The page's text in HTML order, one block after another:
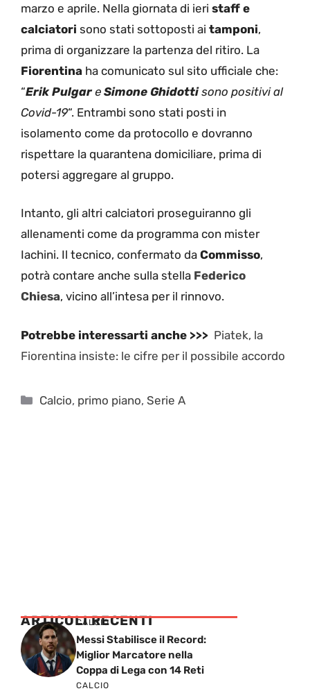
marzo e aprile. Nella giornata di ieri staff e
calciatori sono stati sottoposti ai tamponi,
prima di organizzare la partenza del ritiro. La
Fiorentina ha comunicato sul sito ufficiale che:
“Erik Pulgare Simone Ghidottisono positivi al
Covid-19“. Entrambi sono stati posti in
isolamento come da protocollo e dovranno
rispettare la quarantena domiciliare, prima di
potersi aggregare al gruppo.
Intanto, gli altri calciatori proseguiranno gli
allenamenti come da programma con mister
Iachini. Il tecnico, confermato da Commisso,
potrà contare anche sulla stella Federico
Chiesa, vicino all’intesa per il rinnovo.
Potrebbe interessarti anche >>> Piatek, la
Fiorentina insiste: le cifre per il possibile accordo
Categorie
Calcio, primo piano,Serie A
ARTICOLI RECENTI
CALCIO
Messi Stabilisce il Record:
Miglior Marcatore nella
Coppa di Lega con 14 Reti
CALCIO